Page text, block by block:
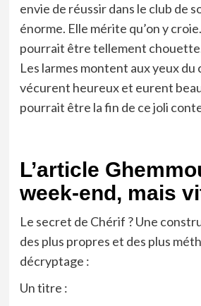
envie de réussir dans le club de
énorme. Elle mérite qu’on y
pourrait être tellement
Les larmes montent aux yeux du
vécurent heureux et eurent
pourrait être la fin de ce joli
L’article
week-end, mais
Le secret de Chérif ? Une
des plus propres et des plus
décryptage :
Un titre :